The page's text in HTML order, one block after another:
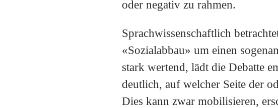
oder negativ zu rahmen.
Sprachwissenschaftlich
«Sozialabbau» um einen
stark wertend, lädt die Debatte
deutlich, auf welcher Seite der
Dies kann zwar mobilisieren,